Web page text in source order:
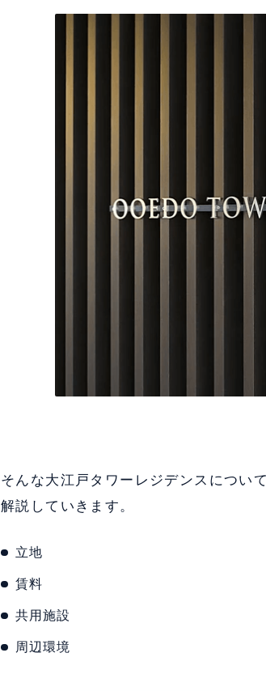
そんな大江戸タワーレジデンスについ
解説していきます。
立地
賃料
共用施設
周辺環境